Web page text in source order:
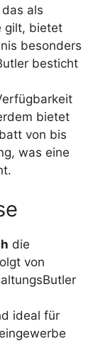
als
gilt, bietet
besonders
besticht
bietet
von bis
was eine
die
von
ideal für